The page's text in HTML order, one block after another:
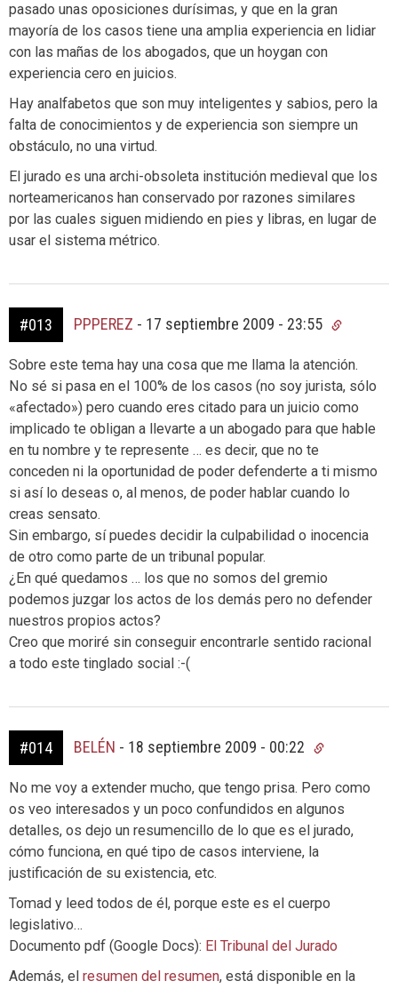
pasado unas oposiciones durísimas, y que en la gran
mayoría de los casos tiene una amplia experiencia en lidiar
con las mañas de los abogados, que un hoygan con
experiencia cero en juicios.
Hay analfabetos que son muy inteligentes y sabios, pero la
falta de conocimientos y de experiencia son siempre un
obstáculo, no una virtud.
El jurado es una archi-obsoleta institución medieval que los
norteamericanos han conservado por razones similares
por las cuales siguen midiendo en pies y libras, en lugar de
usar el sistema métrico.
#013 PPPEREZ - 17 septiembre 2009 - 23:55
Sobre este tema hay una cosa que me llama la atención.
No sé si pasa en el 100% de los casos (no soy jurista, sólo
«afectado») pero cuando eres citado para un juicio como
implicado te obligan a llevarte a un abogado para que hable
en tu nombre y te represente … es decir, que no te
conceden ni la oportunidad de poder defenderte a ti mismo
si así lo deseas o, al menos, de poder hablar cuando lo
creas sensato.
Sin embargo, sí puedes decidir la culpabilidad o inocencia
de otro como parte de un tribunal popular.
¿En qué quedamos … los que no somos del gremio
podemos juzgar los actos de los demás pero no defender
nuestros propios actos?
Creo que moriré sin conseguir encontrarle sentido racional
a todo este tinglado social :-(
#014 BELÉN - 18 septiembre 2009 - 00:22
No me voy a extender mucho, que tengo prisa. Pero como
os veo interesados y un poco confundidos en algunos
detalles, os dejo un resumencillo de lo que es el jurado,
cómo funciona, en qué tipo de casos interviene, la
justificación de su existencia, etc.
Tomad y leed todos de él, porque este es el cuerpo
legislativo…
Documento pdf (Google Docs): El Tribunal del Jurado
Además, el resumen del resumen, está disponible en la